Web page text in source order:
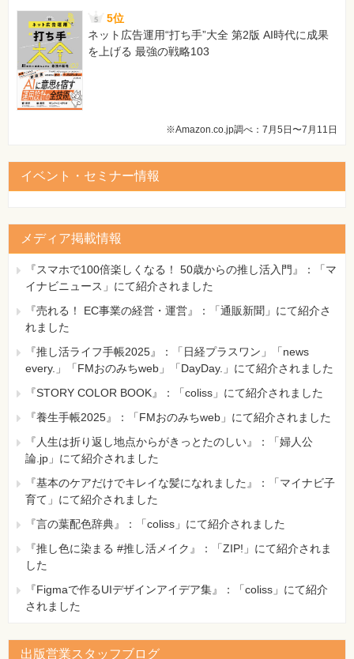
5位
ネット広告運用“打ち手”大全 第2版 AI時代に成果
を上げる 最強の戦略103
※Amazon.co.jp調べ：7月5日〜7月11日
イベント・セミナー情報
メディア掲載情報
『スマホで100倍楽しくなる！ 50歳からの推し活入門』：「マ
イナビニュース」にて紹介されました
『売れる！ EC事業の経営・運営』：「通販新聞」にて紹介さ
れました
『推し活ライフ手帳2025』：「日経プラスワン」「news
every.」「FMおのみちweb」「DayDay.」にて紹介されました
『STORY COLOR BOOK』：「coliss」にて紹介されました
『養生手帳2025』：「FMおのみちweb」にて紹介されました
『人生は折り返し地点からがきっとたのしい』：「婦人公
論.jp」にて紹介されました
『基本のケアだけでキレイな髪になれました』：「マイナビ子
育て」にて紹介されました
『言の葉配色辞典』：「coliss」にて紹介されました
『推し色に染まる #推し活メイク』：「ZIP!」にて紹介されま
した
『Figmaで作るUIデザインアイデア集』：「coliss」にて紹介
されました
出版営業スタッフブログ